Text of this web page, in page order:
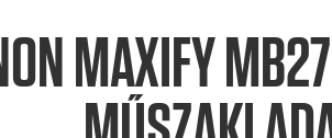
MAXIFY